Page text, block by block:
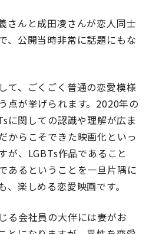
さんと成田凌さんが恋人同士
、公開当時非常に話題にもな
て、ごくごく普通の恋愛模様
点が挙げられます。2020年の
に関しての認識や理解が広ま
からこそできた映画化といっ
が、LGBTs作品であること
あるということを一旦片隅に
、楽しめる恋愛映画です。
る会社員の大伴には妻がお